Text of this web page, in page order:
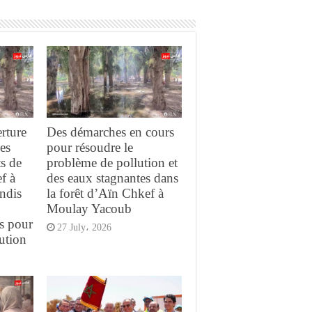
de
à
pour
Des démarches en cours
pour résoudre le
problème de pollution et
des eaux stagnantes dans
la forêt d’Aïn Chkef à
Moulay Yacoub
27 July، 2026